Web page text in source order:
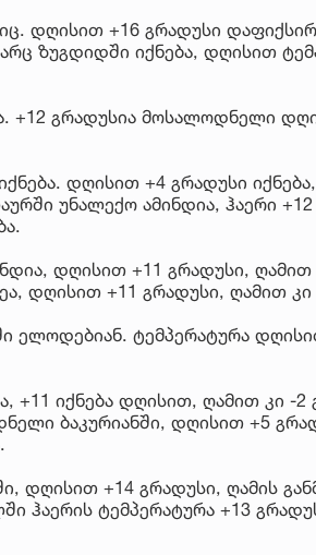
დღისით +16 გრადუსი
ზუგდიდში იქნება, დღისით
+12 გრადუსია მოსალოდნელი
დღისით +4 გრადუსი
უნალექო ამინდია, ჰაერი
დღისით +11 გრადუსი,
დღისით +11 გრადუსი, ღამით კი
ელოდებიან. ტემპერატურა
+11 იქნება დღისით, ღამით კი -2
ბაკურიანში, დღისით +5
დღისით +14 გრადუსი, ღამის
ჰაერის ტემპერატურა +13